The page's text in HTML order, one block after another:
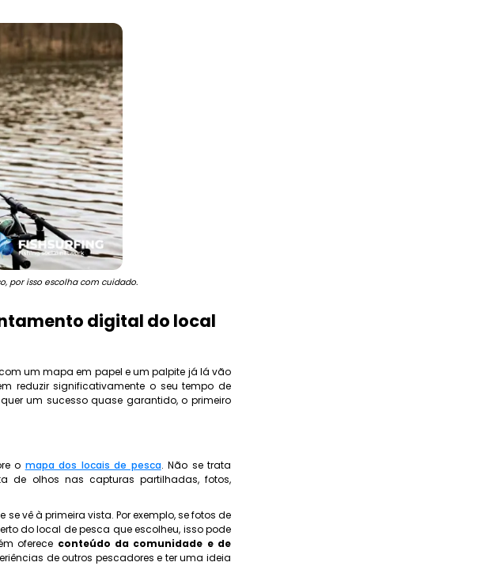
Business
por isso escolha com cuidado.
digital do local
um mapa em papel e um palpite já lá vão
reduzir significativamente o seu tempo de
um sucesso quase garantido, o primeiro
o mapa dos locais de pesca. Não se trata
de olhos nas capturas partilhadas, fotos,
vê à primeira vista. Por exemplo, se fotos de
do local de pesca que escolheu, isso pode
oferece conteúdo da comunidade e de
de outros pescadores e ter uma ideia